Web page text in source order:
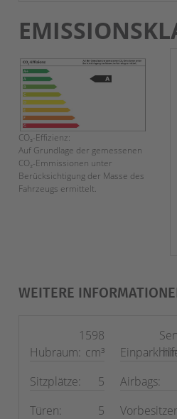
CO₂-Effizienz:
Auf Grundlage der gemessenen
CO₂-Emmissionen unter
Berücksichtigung der Masse des
Fahrzeugs ermittelt.
WEITERE
Hubraum:
1598
cm³
Sitzplätze:
5
Türen:
5
Airbags: